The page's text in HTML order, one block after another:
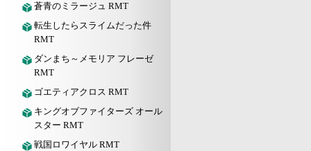
蒼青のミラージュ RMT
転生したらスライムだった件
RMT
ダンまち～メモリア フレーゼ
RMT
ゴエティアクロス RMT
キングオブファイターズ オール
スター RMT
戦国ロワイヤル RMT